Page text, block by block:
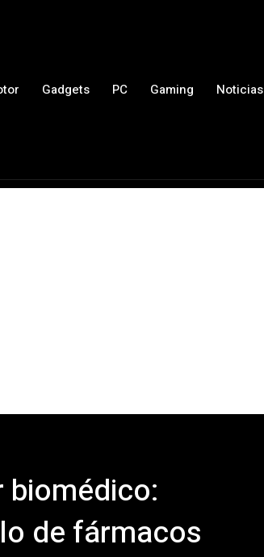
Gadgets PC Gaming Noticias
de fármacos